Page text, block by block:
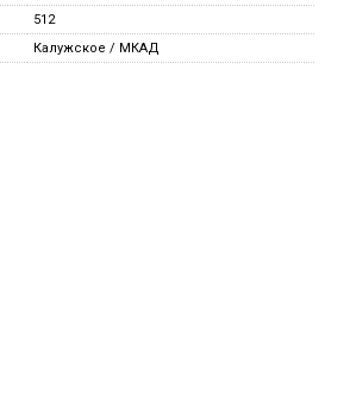
512
Калужское / МКАД